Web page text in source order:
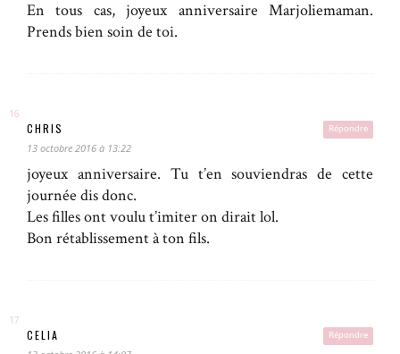
En tous cas, joyeux anniversaire Marjoliemaman.
Prends bien soin de toi.
Répondre
CHRIS
13 octobre 2016 à 13:22
joyeux anniversaire. Tu t’en souviendras de cette
journée dis donc.
Les filles ont voulu t’imiter on dirait lol.
Bon rétablissement à ton fils.
Répondre
CELIA